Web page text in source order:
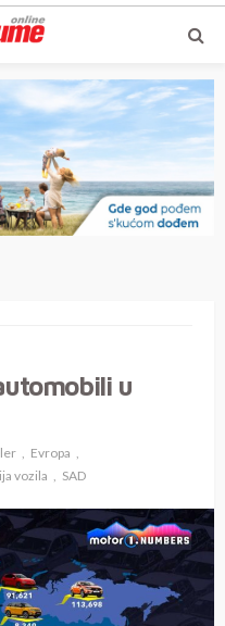
u
Evropa
vozila SAD